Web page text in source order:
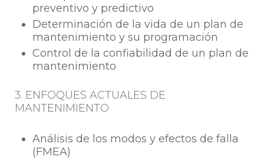
preventivo y predictivo
Determinación de la vida de un plan de
mantenimiento y su programación
Control de la confiabilidad de un plan de
mantenimiento
3. ENFOQUES ACTUALES DE
MANTENIMIENTO
Análisis de los modos y efectos de falla
(FMEA)